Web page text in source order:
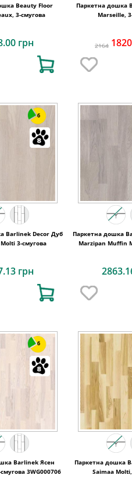
Beauty Floor
3-смугова
грн
Паркетна дошка
Marseille,
2164
6
Barlinek Decor Дуб
3-смугова
грн
Паркетна дошка
Marzipan Muffin
6
Barlinek Ясен
3WG000706
Паркетна дошка
Saimaa